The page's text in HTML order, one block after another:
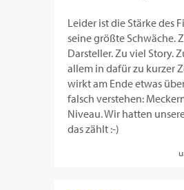
Leider ist die Stärke des
seine größte Schwäche.
Darsteller. Zu viel Story.
allem in dafür zu kurzer
wirkt am Ende etwas
falsch verstehen:
Niveau. Wir hatten
das zählt :-)